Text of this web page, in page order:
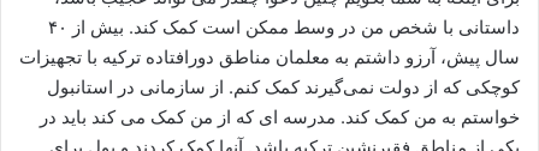
داستانی با شخص من در وسط ممکن است کمک کند. بیش از ۴۰
سال پیش، آرزو داشتم به معلمان مناطق دورافتاده ترکیه با تجهیزات
کوچکی که از دولت نمی‌گیرند کمک کنم. از سازمانی در استانبول
خواستم به من کمک کند. مدرسه ای که از من کمک می کند باید در
یکی از مناطق فقیرنشین ترکیه باشد. آنها کمک کردند و پول برای